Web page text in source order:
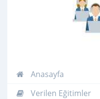
Anasayfa
Verilen Eğitimler